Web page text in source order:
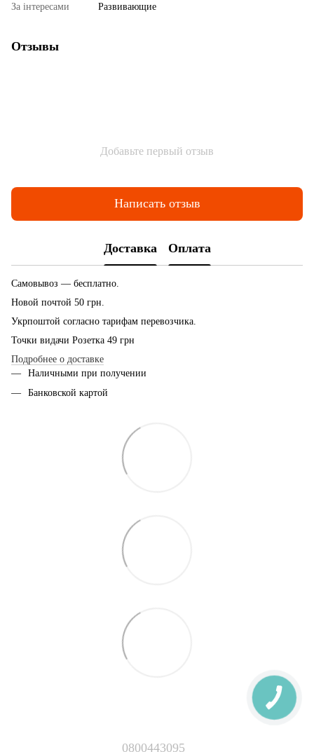
За інтересами Развивающие
Отзывы
Добавьте первый отзыв
Написать отзыв
Доставка Оплата
Самовывоз — бесплатно.
Новой почтой 50 грн.
Укрпоштой согласно тарифам перевозчика.
Точки видачи Розетка 49 грн
Подробнее о доставке
Наличными при получении
Банковской картой
0800443095